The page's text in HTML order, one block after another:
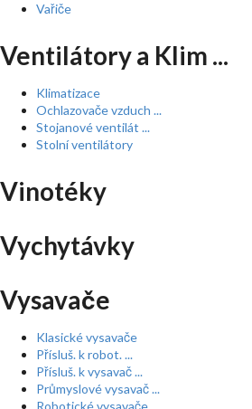
Vařiče
Ventilátory a Klim ...
Klimatizace
Ochlazovače vzduch ...
Stojanové ventilát ...
Stolní ventilátory
Vinotéky
Vychytávky
Vysavače
Klasické vysavače
Přísluš. k robot. ...
Přísluš. k vysavač ...
Průmyslové vysavač ...
Robotické vysavače